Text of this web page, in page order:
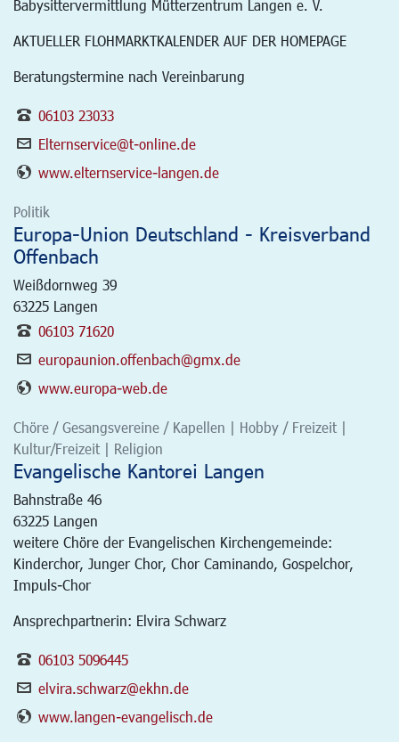
Babysittervermittlung Mütterzentrum Langen e. V.
AKTUELLER FLOHMARKTKALENDER AUF DER HOMEPAGE
Beratungstermine nach Vereinbarung
06103 23033
Elternservice@t-online.de
www.elternservice-langen.de
Politik
Europa-Union Deutschland - Kreisverband
Offenbach
Weißdornweg 39
63225 Langen
06103 71620
europaunion.offenbach@gmx.de
www.europa-web.de
Chöre / Gesangsvereine / Kapellen | Hobby / Freizeit |
Kultur/Freizeit | Religion
Evangelische Kantorei Langen
Bahnstraße 46
63225 Langen
weitere Chöre der Evangelischen Kirchengemeinde:
Kinderchor, Junger Chor, Chor Caminando, Gospelchor,
Impuls-Chor
Ansprechpartnerin: Elvira Schwarz
06103 5096445
elvira.schwarz@ekhn.de
www.langen-evangelisch.de